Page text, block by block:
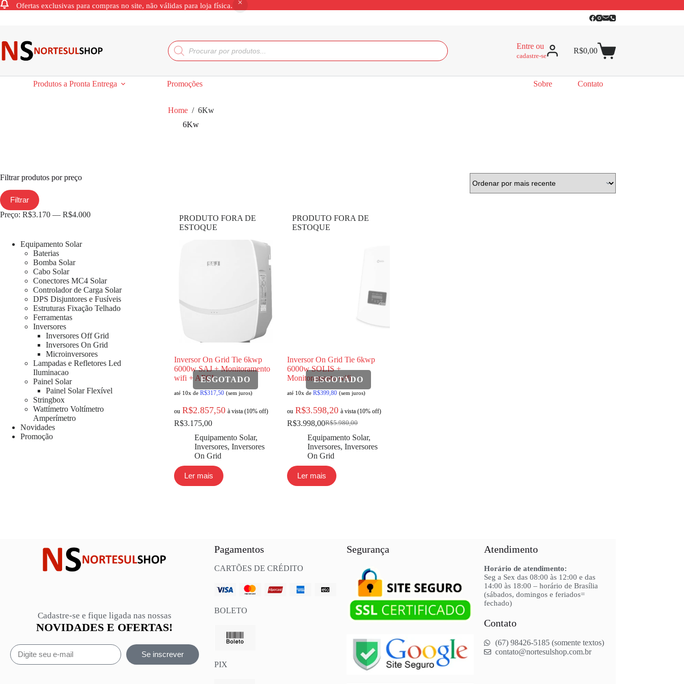
Ofertas exclusivas para compras no site, não válidas para loja física.
Entre ou
cadastre-se
R$0,00
Produtos a Pronta Entrega Promoções Sobre Contato
Home / 6Kw
6Kw
PRODUTO FORA DE
ESTOQUE
Inversor On Grid Tie 6kwp
6000w SAJ + Monitoramento
wifi + AFCI
até 10x deR$317,50 (sem juros)
ou R$2.857,50 à vista (10% off)
R$3.175,00
Equipamento Solar,
Inversores,Inversores
On Grid
Ler mais
PRODUTO FORA DE
ESTOQUE
Inversor On Grid Tie 6kwp
6000w SOLIS +
Monitoramento wifi
até 10x deR$399,80 (sem juros)
ou R$3.598,20 à vista (10% off)
R$5.980,00
R$3.998,00
Equipamento Solar,
Inversores,Inversores
On Grid
Ler mais
Filtrar produtos por preço
Filtrar
Preço: R$3.170 — R$4.000
Equipamento Solar
Baterias
Bomba Solar
Cabo Solar
Conectores MC4 Solar
Controlador de Carga Solar
DPS Disjuntores e Fusíveis
Estruturas Fixação Telhado
Ferramentas
Inversores
Inversores Off Grid
Inversores On Grid
Microinversores
Lampadas e Refletores Led
Iluminacao
Painel Solar
Painel Solar Flexível
Stringbox
Wattímetro Voltímetro
Amperímetro
Novidades
Promoção
Cadastre-se e fique ligada nas nossas
NOVIDADES E OFERTAS!
Se inscrever
Pagamentos
CARTÕES DE CRÉDITO
BOLETO
PIX
Segurança Atendimento
Horário de atendimento:
Seg a Sex das 08:00 às 12:00 e das
14:00 às 18:00 – horário de Brasília
(sábados, domingos e feriados=
fechado)
Contato
(67) 98426-5185 (somente textos)
contato@nortesulshop.com.br